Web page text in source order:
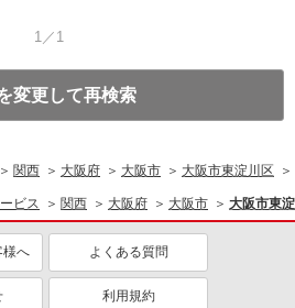
1／1
変更して再検索
関西 大阪府 大阪市 大阪市東淀川区
ビス 関西 大阪府 大阪市 大阪市東
様へ よくある質問
利用規約